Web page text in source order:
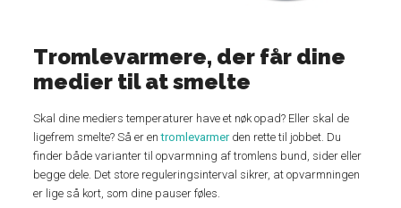
Tromlevarmere, der får dine
medier til at smelte
Skal dine mediers temperaturer have et nøk opad? Eller skal de
ligefrem smelte? Så er entromlevarmerden rette til jobbet. Du
finder både varianter til opvarmning af tromlens bund, sider eller
begge dele. Det store reguleringsinterval sikrer, at opvarmningen
er lige så kort, som dine pauser føles.